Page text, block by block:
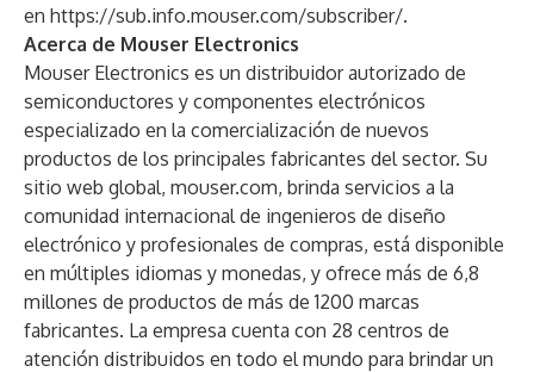
en https://sub.info.mouser.com/subscriber/.
Acerca de Mouser Electronics
Mouser Electronics es un distribuidor autorizado de
semiconductores y componentes electrónicos
especializado en la comercialización de nuevos
productos de los principales fabricantes del sector. Su
sitio web global, mouser.com, brinda servicios a la
comunidad internacional de ingenieros de diseño
electrónico y profesionales de compras, está disponible
en múltiples idiomas y monedas, y ofrece más de 6,8
millones de productos de más de 1200 marcas
fabricantes. La empresa cuenta con 28 centros de
atención distribuidos en todo el mundo para brindar un